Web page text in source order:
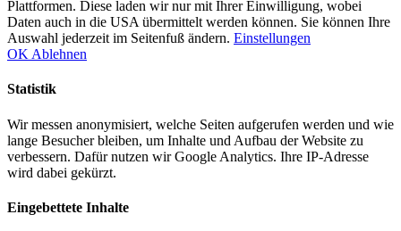
Plattformen. Diese laden wir nur mit Ihrer Einwilligung, wobei
Daten auch in die USA übermittelt werden können. Sie können Ihre
Auswahl jederzeit im Seitenfuß ändern. Einstellungen
OK Ablehnen
Statistik
Wir messen anonymisiert, welche Seiten aufgerufen werden und wie
lange Besucher bleiben, um Inhalte und Aufbau der Website zu
verbessern. Dafür nutzen wir Google Analytics. Ihre IP-Adresse
wird dabei gekürzt.
Eingebettete Inhalte